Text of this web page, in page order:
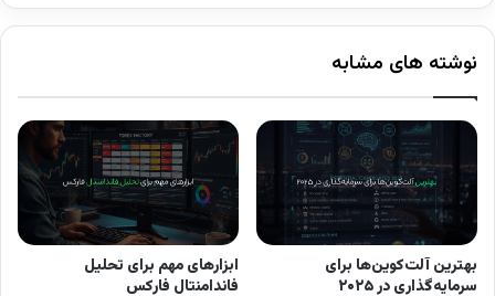
کندل‌ها آشنا نیستید، مطالعه آموزشالگوهای کندل
استیکمی‌تواند در تشخیص شکست‌های معتبر
کمک کند.
انواع الگوی کنج
الگوی کنج می‌تواند ادامه‌دهنده یا بازگشتی باشد.
نوشته های مشابه
بهترین آلت‌کوین‌ها برای
سرمایه‌گذاری در ۲۰۲۵
ابزارهای مهم برای تحلیل
فاندامنتال فارکس